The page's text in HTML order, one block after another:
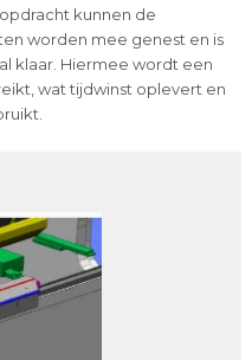
kunnen de
worden mee genest en is
klaar. Hiermee wordt een
wat tijdwinst oplevert en